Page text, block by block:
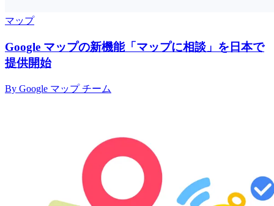
マップ
Google マップの新機能「マップに相談」を日本で
提供開始
By Google マップ チーム